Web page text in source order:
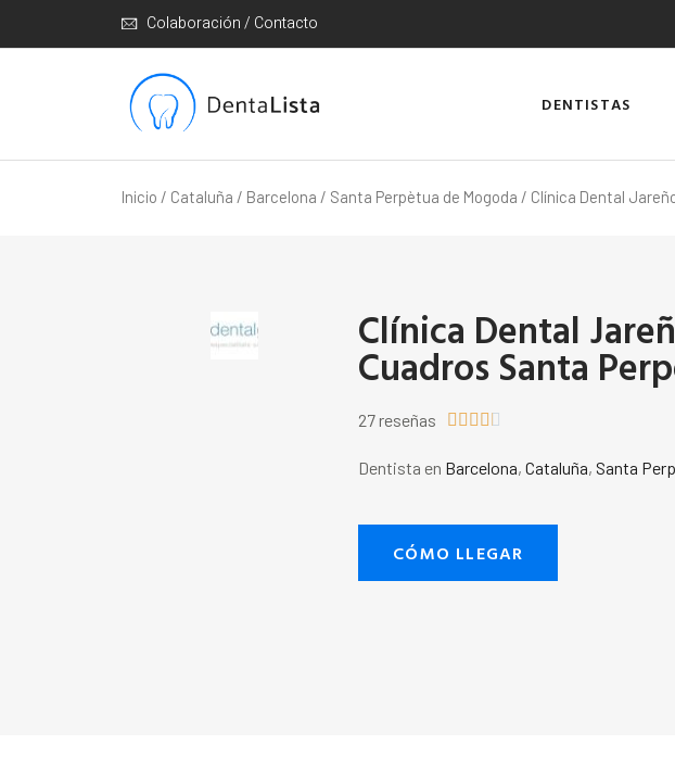
Colaboración / Contacto
DENTISTAS
Inicio / Cataluña / Barcelona / Santa Perpètua de Mogoda / Clínica Dental
Clínica Dental
Cuadros Santa
27 reseñas     
Dentista en Barcelona,Cataluña, Santa
CÓMO LLEGAR